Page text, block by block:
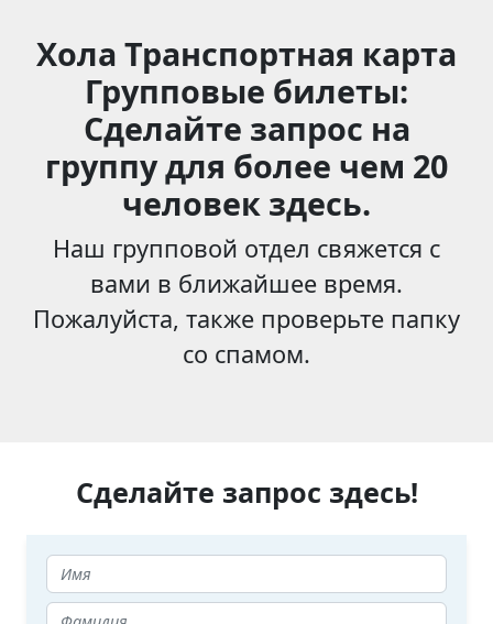
Хола Транспортная карта
Групповые билеты:
Сделайте запрос на
группу для более чем 20
человек здесь.
Наш групповой отдел свяжется с
вами в ближайшее время.
Пожалуйста, также проверьте папку
со спамом.
Сделайте запрос здесь!